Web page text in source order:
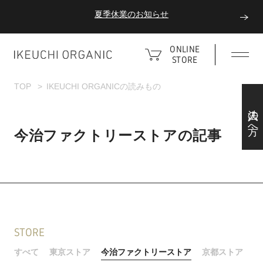
夏季休業のお知らせ
ダブルポイント！夏をアクティブに楽しむ夏タオル
夏季休業のお知らせ
ONLINE
STORE
法人の方へ
TOP IKEUCHI ORGANICの読みもの
今治ファクトリーストアの記事
STORE
すべて 東京ストア 今治ファクトリーストア 京都ストア